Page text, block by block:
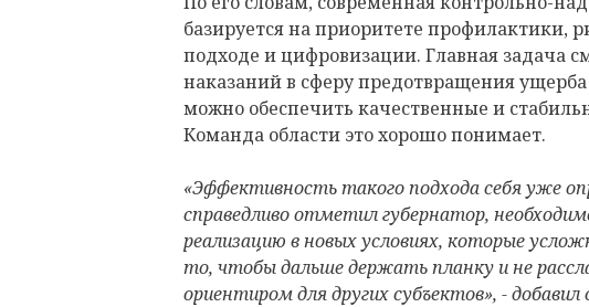
базируется на приоритете профилактики,
подходе и цифровизации. Главная задача
наказаний в сферу предотвращения ущерба
можно обеспечить качественные и
Команда области это хорошо понимает.
«Эффективность такого подхода себя уже
справедливо отметил губернатор,
реализацию в новых условиях, которые
то, чтобы дальше держать планку и не
ориентиром для других субъектов», - добавил